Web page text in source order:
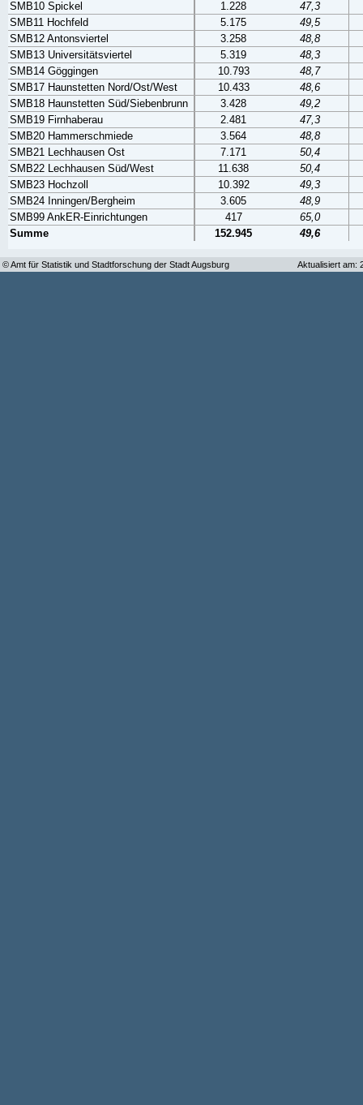
SMB10 Spickel
1.228
47,3
SMB11 Hochfeld
5.175
49,5
SMB12 Antonsviertel
3.258
48,8
SMB13 Universitätsviertel
5.319
48,3
SMB14 Göggingen
10.793
48,7
SMB17 Haunstetten Nord/Ost/West
10.433
48,6
SMB18 Haunstetten Süd/Siebenbrunn
3.428
49,2
SMB19 Firnhaberau
2.481
47,3
SMB20 Hammerschmiede
3.564
48,8
SMB21 Lechhausen Ost
7.171
50,4
SMB22 Lechhausen Süd/West
11.638
50,4
SMB23 Hochzoll
10.392
49,3
SMB24 Inningen/Bergheim
3.605
48,9
SMB99 AnkER-Einrichtungen
417
65,0
Summe
152.945 49,6
© Amt für Statistik und Stadtforschung der Stadt Augsburg Aktualisiert am: